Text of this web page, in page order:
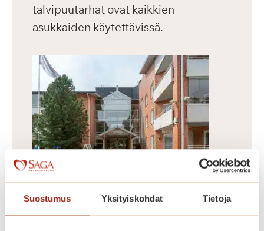
Suostumus Yksityiskohdat Tietoja
talvipuutarhat ovat kaikkien
asukkaiden käytettävissä.
Dosentinrinne